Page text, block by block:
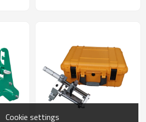
Cookie settings